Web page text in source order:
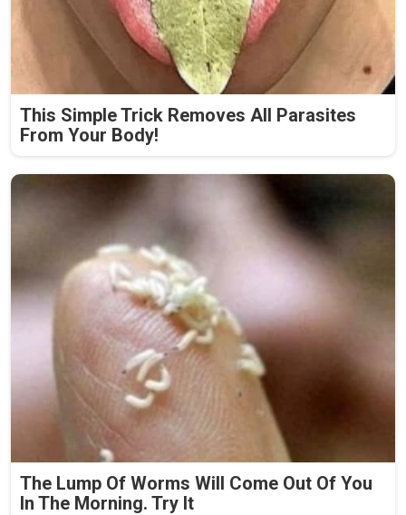
This Simple Trick Removes All Parasites
From Your Body!
The Lump Of Worms Will Come Out Of You
In The Morning. Try It